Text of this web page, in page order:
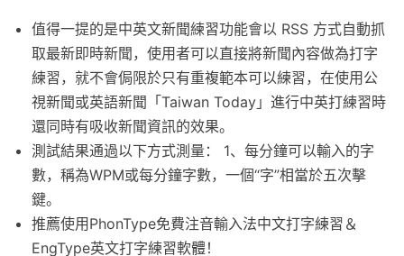
值得一提的是中英文新聞練習功能會以 RSS 方式自動抓
取最新即時新聞，使用者可以直接將新聞內容做為打字
練習，就不會侷限於只有重複範本可以練習，在使用公
視新聞或英語新聞「Taiwan Today」進行中英打練習時
還同時有吸收新聞資訊的效果。
測試結果通過以下方式測量： 1、每分鐘可以輸入的字
數，稱為WPM或每分鐘字數，一個“字”相當於五次擊
鍵。
推薦使用PhonType免費注音輸入法中文打字練習＆
EngType英文打字練習軟體！